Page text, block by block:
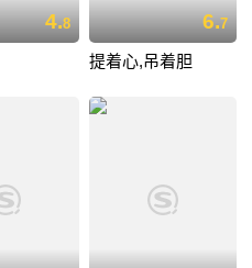
4.8 6.7
提着心,吊着胆